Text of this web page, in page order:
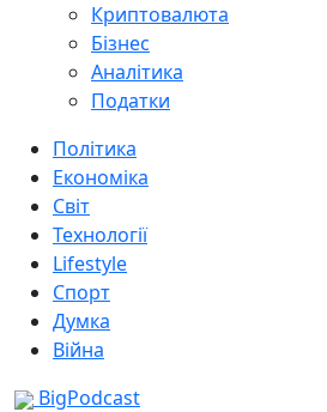
Криптовалюта
Бізнес
Аналітика
Податки
Політика
Економіка
Світ
Технології
Lifestyle
Спорт
Думка
Війна
BigPodcast